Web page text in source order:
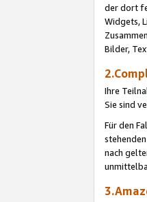
der dort
Widgets,
Bilder,
Ihre
Sie sind
Für den
nach